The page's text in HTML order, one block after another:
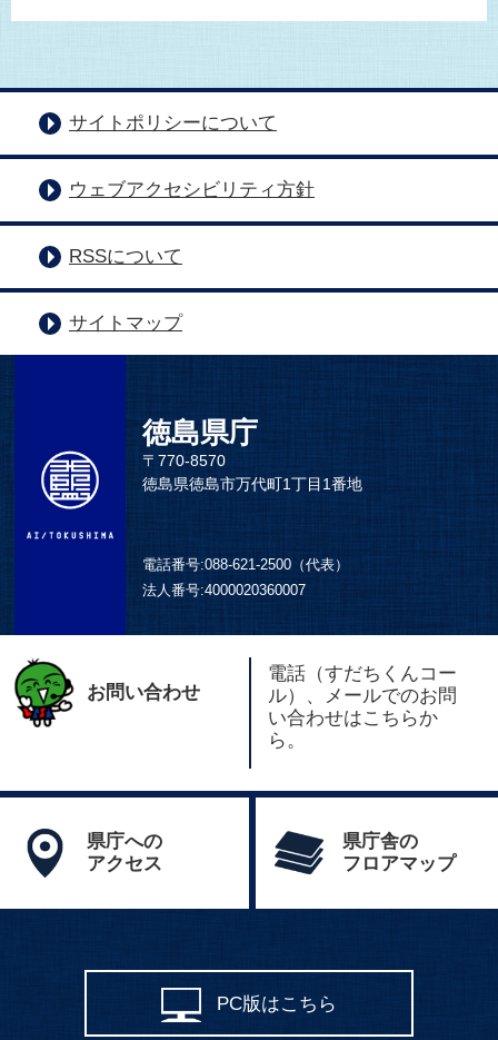
サイトポリシーについて
ウェブアクセシビリティ方針
RSSについて
サイトマップ
徳島県庁
〒770-8570
徳島県徳島市万代町1丁目1番地
電話番号:088-621-2500（代表）
法人番号:4000020360007
お問い合わせ
電話（すだちくんコー
ル）、メールでのお問
い合わせはこちらか
ら。
県庁への
アクセス
県庁舎の
フロアマップ
PC版はこちら